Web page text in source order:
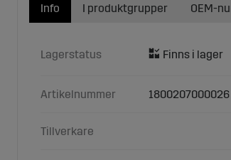
Info
Lagerstatus
Artikelnummer 1800207000026
Tillverkare
I produktgrupper OEM-